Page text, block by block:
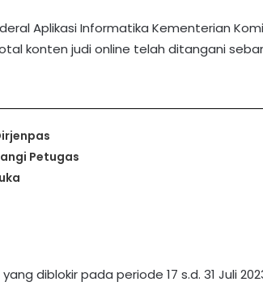
Aplikasi Informatika Kementerian
konten judi online telah ditangani
Petugas
diblokir pada periode 17 s.d. 31 Juli